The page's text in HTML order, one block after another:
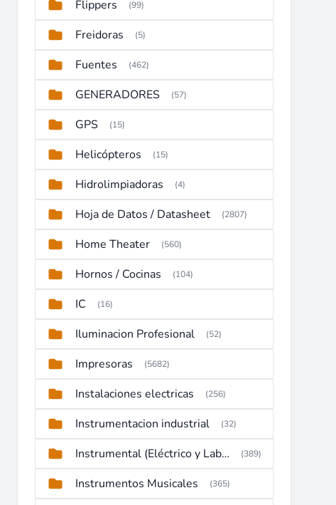
Flippers (99)
Freidoras (5)
Fuentes (462)
GENERADORES (57)
GPS (15)
Helicópteros (15)
Hidrolimpiadoras (4)
Hoja de Datos / Datasheet (2807)
Home Theater (560)
Hornos / Cocinas (104)
IC (16)
Iluminacion Profesional (52)
Impresoras (5682)
Instalaciones electricas (256)
Instrumentacion industrial (32)
Instrumental (Eléctrico y Laboratorio) (389)
Instrumentos Musicales (365)